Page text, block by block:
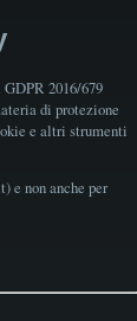
2016/679
di protezione
e altri strumenti
e non anche per